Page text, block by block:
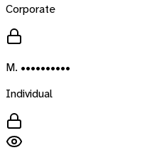
Corporate
M. ••••••••••
Individual